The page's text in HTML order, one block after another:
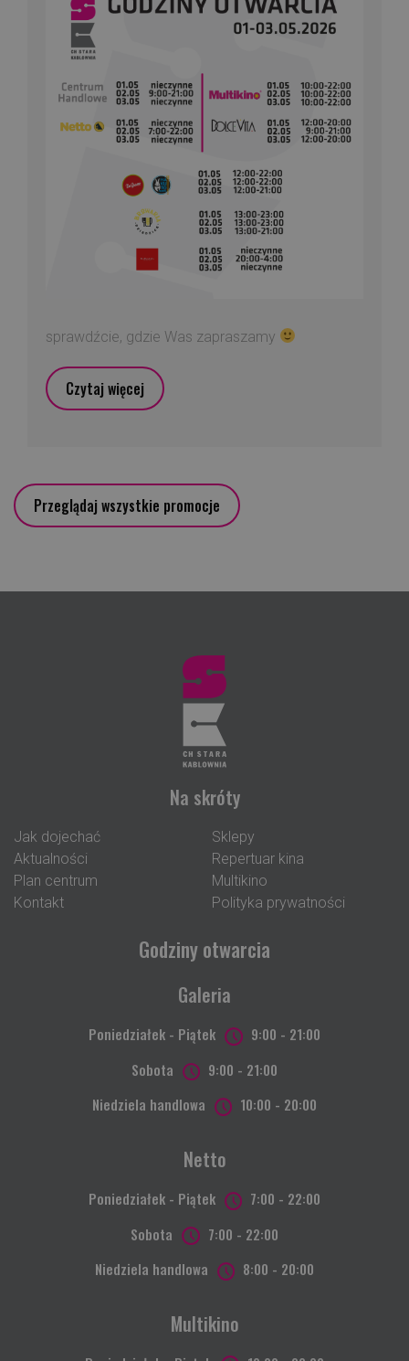
sprawdźcie, gdzie Was zapraszamy
Czytaj więcej
Przeglądaj wszystkie promocje
Na skróty
Jak dojechać
Aktualności
Plan centrum
Kontakt
Sklepy
Repertuar kina
Multikino
Polityka prywatności
Godziny otwarcia
Galeria
Poniedziałek - Piątek
9:00 - 21:00
Sobota
9:00 - 21:00
Niedziela handlowa
10:00 - 20:00
Netto
Poniedziałek - Piątek
7:00 - 22:00
Sobota
7:00 - 22:00
Niedziela handlowa
8:00 - 20:00
Multikino